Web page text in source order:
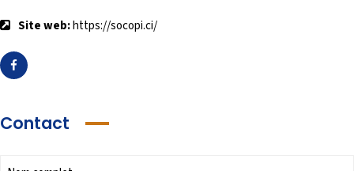
Site web:https://socopi.ci/
Contact